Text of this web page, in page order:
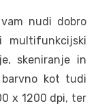
nudi dobro
multifunkcijski
skeniranje in
barvno kot tudi
x 1200 dpi, ter